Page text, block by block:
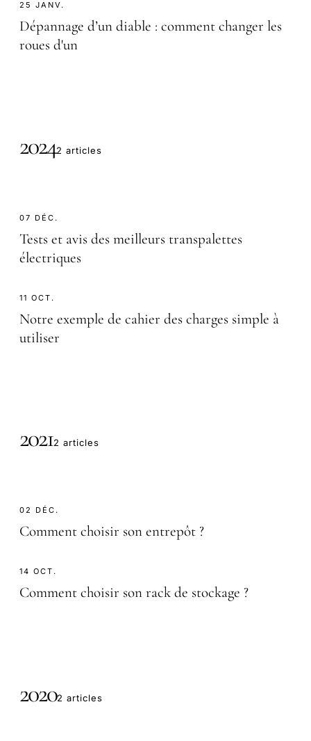
25 JANV.
Dépannage d’un diable : comment changer les
roues d'un
20242 articles
07 DÉC.
Tests et avis des meilleurs transpalettes
électriques
11 OCT.
Notre exemple de cahier des charges simple à
utiliser
20212 articles
02 DÉC.
Comment choisir son entrepôt ?
14 OCT.
Comment choisir son rack de stockage ?
20202 articles